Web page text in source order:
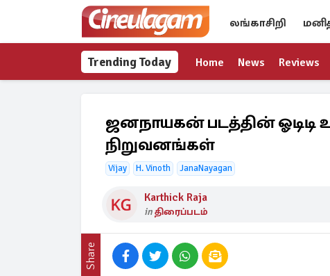
லங்காசிறி
Trending Today Home News Reviews
ஜனநாயகன் படத்தின் ஓடிடி
நிறுவனங்கள்
Vijay H. Vinoth JanaNayagan
Karthick Raja
inதிரைப்படம்
Share